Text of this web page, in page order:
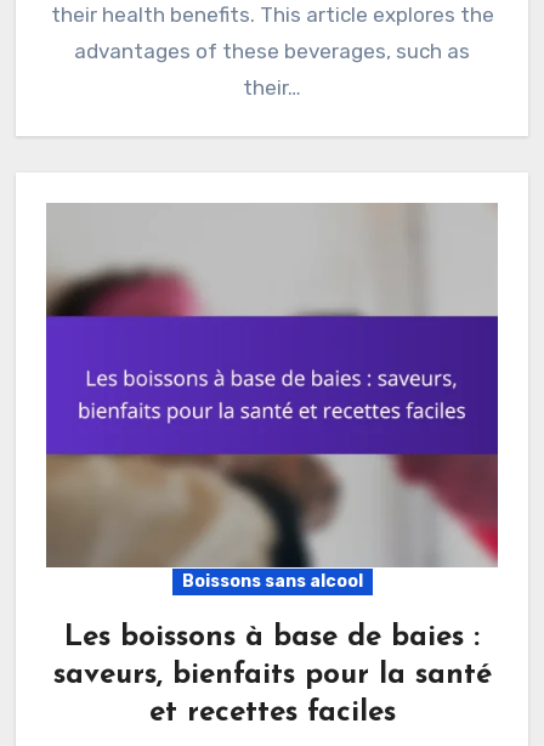
their health benefits. This article explores the
advantages of these beverages, such as
their…
Boissons sans alcool
Les boissons à base de baies :
saveurs, bienfaits pour la santé
et recettes faciles